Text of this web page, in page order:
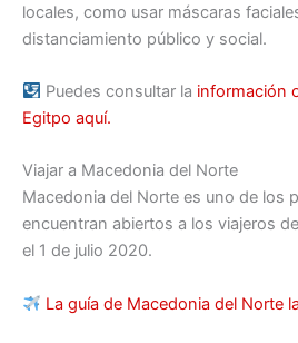
locales, como usar máscaras
distanciamiento público y social.
Puedes consultar la información
Egitpo aquí.
Viajar a Macedonia del Norte
Macedonia del Norte es uno de los
encuentran abiertos a los viajeros
el 1 de julio 2020.
La guía de Macedonia del Norte